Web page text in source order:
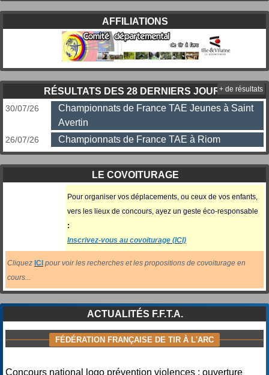
AFFILIATIONS
RÉSULTATS DES 28 DERNIERS JOURS
30/07/26
Championnats de France TAE Jeunes à Saint
Avertin
26/07/26 Championnats de France TAE à Riom
+ de résultats
LE COVOITURAGE
Pour organiser vos déplacements, ou ceux de vos enfants,
vers les lieux de concours, ayez un geste éco-responsable
:
Inscrivez-vous au covoiturage (ICI)
Cliquez ICI pour voir les recherches et les propositions de covoiturage en
cours...
ACTUALITÉS F.F.T.A.
FÉDÉRATION FRANÇAISE DE TIR À L'ARC
Concours national logo prévention violences : ouverture